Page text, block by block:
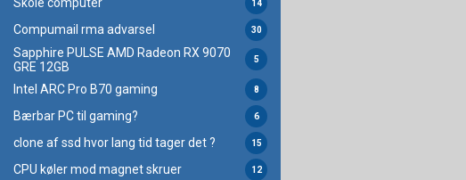
Skole computer 14
Compumail rma advarsel 30
Sapphire PULSE AMD Radeon RX 9070
GRE 12GB
5
Intel ARC Pro B70 gaming 8
Bærbar PC til gaming? 6
clone af ssd hvor lang tid tager det ? 15
CPU køler mod magnet skruer 12